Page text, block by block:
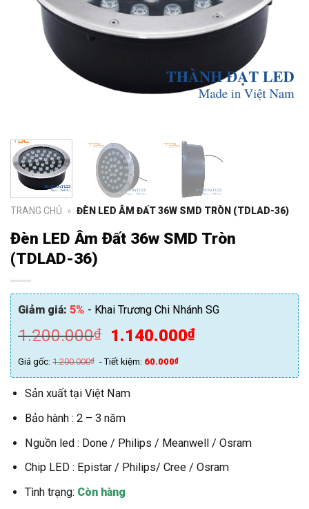
TRANG CHỦ » ĐÈN LED ÂM ĐẤT 36W SMD TRÒN (TDLAD-36)
Đèn LED Âm Đất 36w SMD Tròn
(TDLAD-36)
Giảm giá: 5% - Khai Trương Chi Nhánh SG
1.200.000₫
Giá
là:
1.200.000₫.
1.140.000₫Giá
là:
Giá gốc: 1.200.000₫ - Tiết kiệm: 60.000₫
Sản xuất tại Việt Nam
Bảo hành : 2 – 3 năm
Nguồn led : Done / Philips / Meanwell / Osram
Chip LED : Epistar / Philips/ Cree / Osram
Tình trạng: Còn hàng